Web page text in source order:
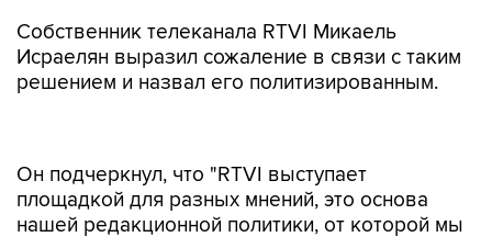
Собственник телеканала RTVI Микаель
Исраелян выразил сожаление в связи с таким
решением и назвал его политизированным.
нашей редакционной политики, от которой мы
не планируем отступать, а запрет Нацсовета
лишает украинскую аудиторию права на